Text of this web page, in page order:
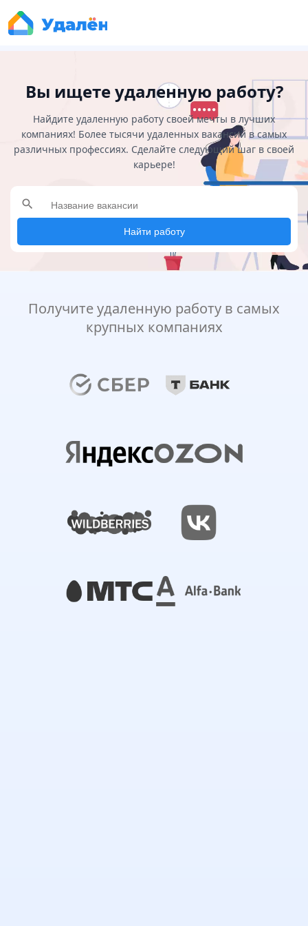
Вы ищете удаленную работу?
Найдите удаленную работу своей мечты в лучших
компаниях! Более тысячи удаленных вакансий в самых
различных профессиях. Сделайте следующий шаг в своей
карьере!
search
Найти работу
Получите удаленную работу в самых
крупных компаниях